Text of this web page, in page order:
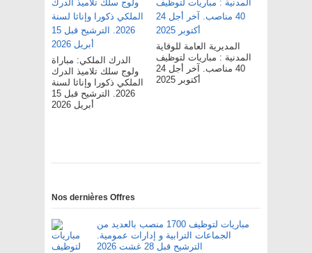
الدرك الملكي: مباراة
ولوج سلك تلاميذ الدرك
الملكي ذكورا وإناثا لسنة
2026. الترشيح قبل 15
أبريل 2026
المديرية العامة للوقاية
المدنية : مباريات لتوظيف
40 مناصب. آخر أجل 24
أكتوبر 2025
Nos dernières Offres
مباريات لتوظيف 1700 منصب بالعديد من
الجماعات الترابية و إدارات عمومية.
الترشيح قبل 28 غشت 2026